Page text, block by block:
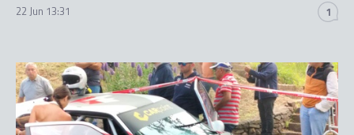
22 Jun 13:31 1